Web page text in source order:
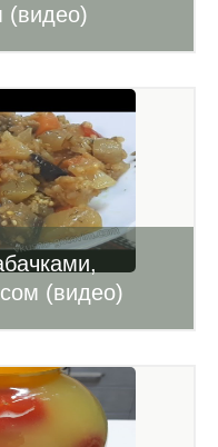
(видео)
(видео)